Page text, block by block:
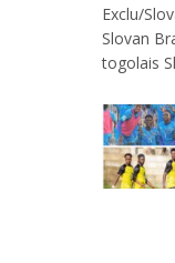
Exclu/
Slovan
togolais